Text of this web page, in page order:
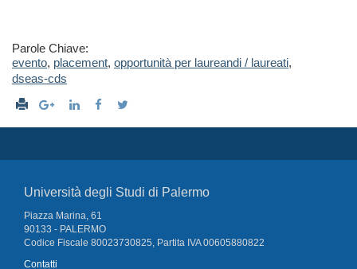
Parole Chiave:
evento, placement, opportunità per laureandi / laureati,
dseas-cds
Università degli Studi di Palermo
Piazza Marina, 61
90133 - PALERMO
Codice Fiscale 80023730825, Partita IVA 00605880822
Contatti